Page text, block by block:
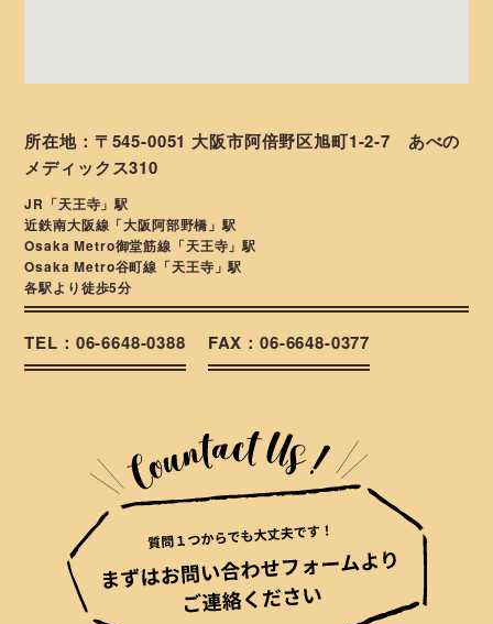
所在地：〒545-0051 大阪市阿倍野区旭町1-2-7 あべの
メディックス310
JR「天王寺」駅
近鉄南大阪線「大阪阿部野橋」駅
Osaka Metro御堂筋線「天王寺」駅
Osaka Metro谷町線「天王寺」駅
各駅より徒歩5分
TEL：06-6648-0388 FAX：06-6648-0377